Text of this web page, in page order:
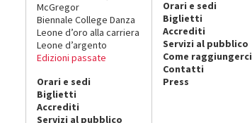
McGregor
Biennale College Danza
Leone d’oro alla carriera
Leone d’argento
Edizioni passate
Orari e sedi
Biglietti
Accrediti
Servizi al pubblico
Orari e sedi
Biglietti
Accrediti
Servizi al pubblico
Come raggiungerci
Contatti
Press